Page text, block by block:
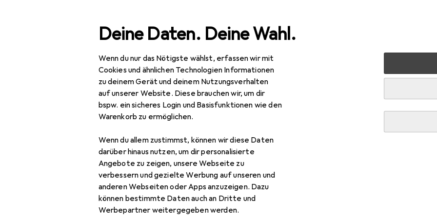
Deine Daten. Deine Wahl.
Wenn du nur das Nötigste wählst, erfassen wir mit
Cookies und ähnlichen Technologien Informationen
zu deinem Gerät und deinem Nutzungsverhalten
auf unserer Website. Diese brauchen wir, um dir
bspw. ein sicheres Login und Basisfunktionen wie den
Warenkorb zu ermöglichen.
Wenn du allem zustimmst, können wir diese Daten
darüber hinaus nutzen, um dir personalisierte
Angebote zu zeigen, unsere Webseite zu
verbessern und gezielte Werbung auf unseren und
anderen Webseiten oder Apps anzuzeigen. Dazu
können bestimmte Daten auch an Dritte und
Werbepartner weitergegeben werden.
Navigation nach Kategorien Gesamtsortiment IT + Multimedia Peripherie